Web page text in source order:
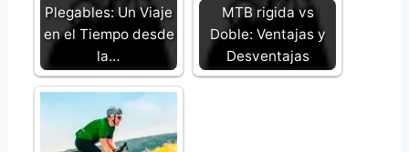
Plegables: Un Viaje
en el Tiempo desde
la…
MTB rigida vs
Doble: Ventajas y
Desventajas